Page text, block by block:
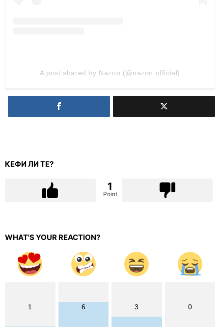
A post shared by Nazon (@nazon.official)
КЕФИ ЛИ ТЕ?
1
Point
WHAT'S YOUR REACTION?
1 6 3 0